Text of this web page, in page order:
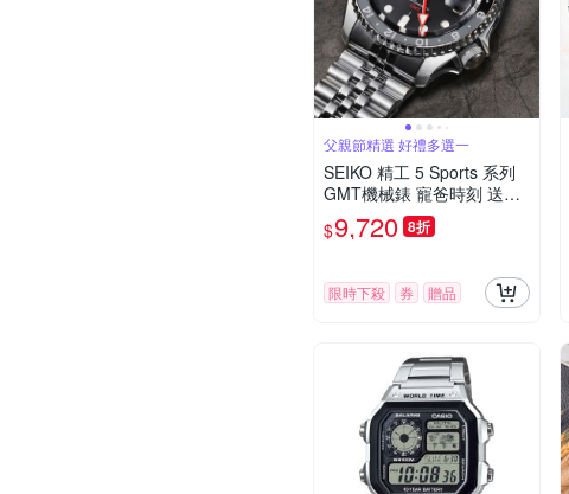
父親節精選 好禮多選一
SEIKO 精工 5 Sports 系列
GMT機械錶 寵爸時刻 送禮
推薦-42.5mm (SSK001K1/4
R34-00A0D)_SK045
$9,720 8折
限時下殺 券 贈品